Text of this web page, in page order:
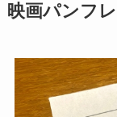
映画パンフ